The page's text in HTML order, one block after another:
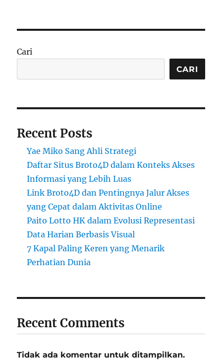
Cari
CARI
Recent Posts
Yae Miko Sang Ahli Strategi
Daftar Situs Broto4D dalam Konteks Akses
Informasi yang Lebih Luas
Link Broto4D dan Pentingnya Jalur Akses
yang Cepat dalam Aktivitas Online
Paito Lotto HK dalam Evolusi Representasi
Data Harian Berbasis Visual
7 Kapal Paling Keren yang Menarik
Perhatian Dunia
Recent Comments
Tidak ada komentar untuk ditampilkan.